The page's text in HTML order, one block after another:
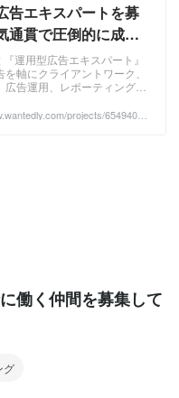
告エキスパートを募
通貫で圧倒的に成長
境です。 - アナグラム
のWebマーケティン
- Wantedly
運用型広告エキスパート』
軸にクライアントワーク、
告運用、レポーティングな
projects/654940?p
働く仲間を募集して
グ